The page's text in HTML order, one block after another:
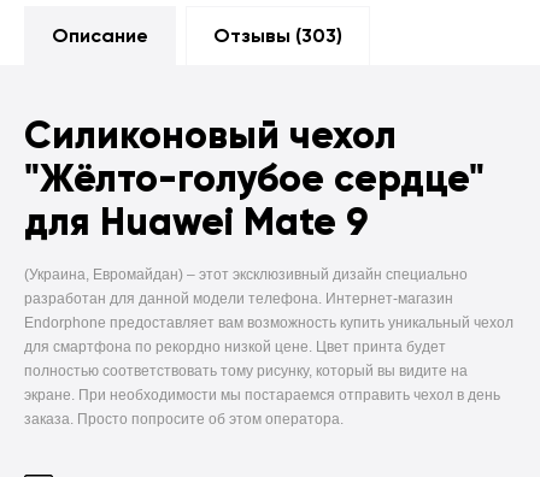
Описание Отзывы (303)
Силиконовый чехол
"Жёлто-голубое сердце"
для Huawei Mate 9
(Украина, Евромайдан) – этот эксклюзивный дизайн специально
разработан для данной модели телефона. Интернет-магазин
Endorphone предоставляет вам возможность купить уникальный чехол
для смартфона по рекордно низкой цене. Цвет принта будет
полностью соответствовать тому рисунку, который вы видите на
экране. При необходимости мы постараемся отправить чехол в день
заказа. Просто попросите об этом оператора.